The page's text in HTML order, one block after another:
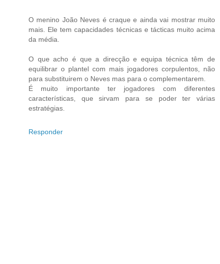
O menino João Neves é craque e ainda vai mostrar muito
mais. Ele tem capacidades técnicas e tácticas muito acima
da média.
O que acho é que a direcção e equipa técnica têm de
equilibrar o plantel com mais jogadores corpulentos, não
para substituirem o Neves mas para o complementarem.
É muito importante ter jogadores com diferentes
características, que sirvam para se poder ter várias
estratégias.
Responder